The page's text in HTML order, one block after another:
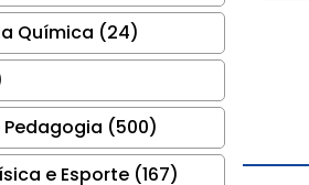
Química (24)
Pedagogia (500)
e Esporte (167)